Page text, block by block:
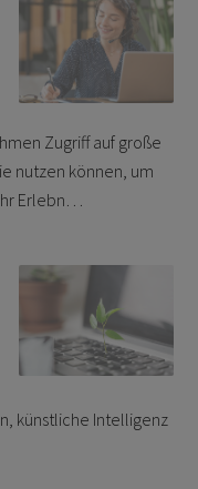
1
6
Zugriff auf große
nutzen können, um
Erlebn…
künstliche Intelligenz